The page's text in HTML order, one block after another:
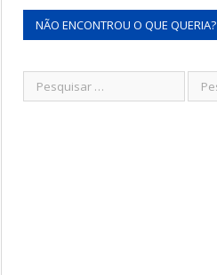
NÃO ENCONTROU O QUE QUERIA?